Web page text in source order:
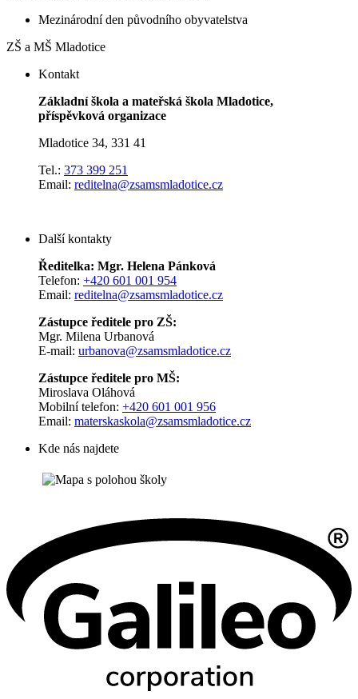
Mezinárodní den původního obyvatelstva
ZŠ a MŠ Mladotice
Kontakt
Základní škola a mateřská škola Mladotice,
příspěvková organizace
Mladotice 34, 331 41
Tel.: 373 399 251
Email: reditelna@zsamsmladotice.cz
Další kontakty
Ředitelka: Mgr. Helena Pánková
Telefon: +420 601 001 954
Email: reditelna@zsamsmladotice.cz
Zástupce ředitele pro ZŠ:
Mgr. Milena Urbanová
E-mail: urbanova@zsamsmladotice.cz
Zástupce ředitele pro MŠ:
Miroslava Oláhová
Mobilní telefon: +420 601 001 956
Email: materskaskola@zsamsmladotice.cz
Kde nás najdete